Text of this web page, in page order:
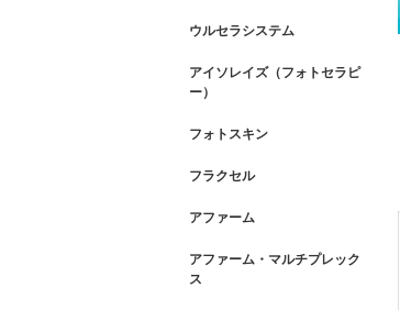
ウルセラシステム
アイソレイズ（フォトセラピ
ー）
フォトスキン
フラクセル
アファーム
アファーム・マルチプレック
ス